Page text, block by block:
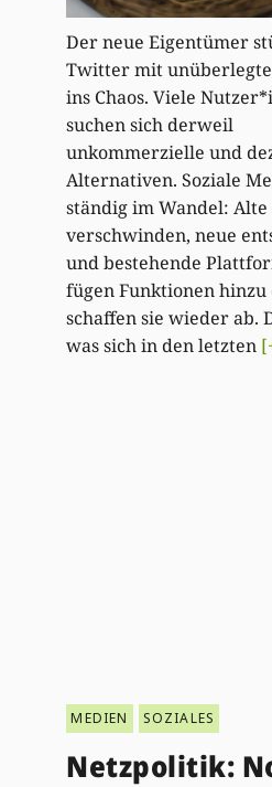
Der neue Eigentümer
Twitter mit
ins Chaos. Viele
suchen sich derweil
unkommerzielle und
Alternativen. Soziale
ständig im Wandel: Alte
verschwinden, neue
und bestehende
fügen Funktionen hinzu
schaffen sie wieder ab.
was sich in den letzten
MEDIEN SOZIALES
Netzpolitik: